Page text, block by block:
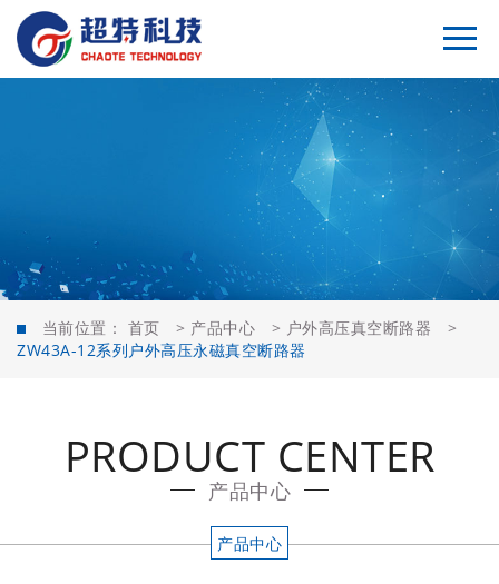
当前位置： 首页 > 产品中心 > 户外高压真空断路器
>
ZW43A-12系列户外高压永磁真空断路器
PRODUCT CENTER
产品中心
产品中心